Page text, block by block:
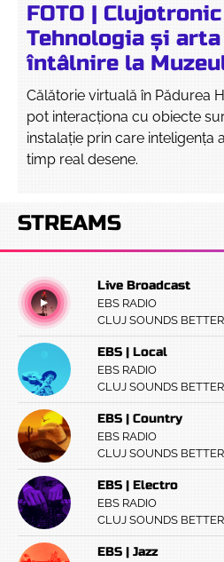
FOTO |
Tehnologia și
întâlnire la
Călătorie virtuală în Pădurea
pot interacționa cu obiecte
instalație prin care inteligența
timp real desene.
STREAMS
Live Broadcast
EBS RADIO
CLUJ SOUNDS BETTER
EBS | Local
EBS RADIO
CLUJ SOUNDS BETTER
EBS | Country
EBS RADIO
CLUJ SOUNDS BETTER
EBS | Electro
EBS RADIO
CLUJ SOUNDS BETTER
EBS | Jazz